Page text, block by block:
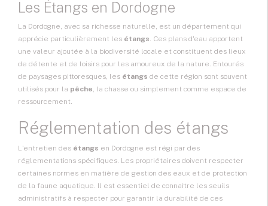
Les Étangs en Dordogne
La Dordogne, avec sa richesse naturelle, est un département qui
apprécie particulièrement les étangs. Ces plans d'eau apportent
une valeur ajoutée à la biodiversité locale et constituent des lieux
de détente et de loisirs pour les amoureux de la nature. Entourés
de paysages pittoresques, les étangs de cette région sont souvent
utilisés pour la pêche, la chasse ou simplement comme espace de
ressourcement.
Réglementation des étangs
L'entretien des étangs en Dordogne est régi par des
réglementations spécifiques. Les propriétaires doivent respecter
certaines normes en matière de gestion des eaux et de protection
de la faune aquatique. Il est essentiel de connaître les seuils
administratifs à respecter pour garantir la durabilité de ces